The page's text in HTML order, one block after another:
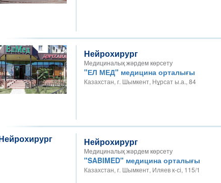
Нейрохирург
Медициналық жәрдем көрсету
"ЕЛ МЕД" медицина орталығы
Казахстан, г. Шымкент, Нұрсат ы.а., 84
Нейрохирург
Медициналық жәрдем көрсету
"SABIMED" медицина орталығы
Казахстан, г. Шымкент, Иляев к-сі, 115/1